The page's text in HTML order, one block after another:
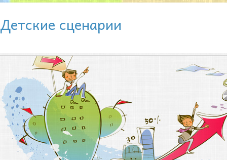
Детские сценарии